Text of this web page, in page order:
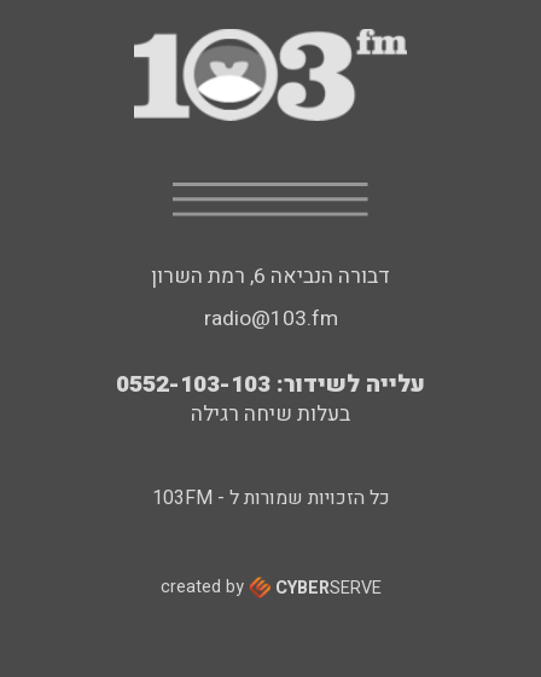
דבורה הנביאה 6, רמת השרון
radio@103.fm
עלייה לשידור: 0552-103-103
בעלות שיחה רגילה
כל הזכויות שמורות ל - 103FM
created by CYBERSERVE